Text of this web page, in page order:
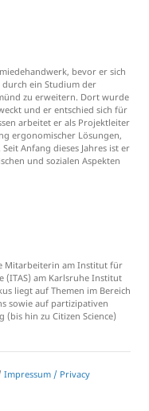
bevor er sich
durch ein Studium der
zu erweitern. Dort wurde
und er entschied sich für
arbeitet er als Projektleiter
ergonomischer Lösungen,
Anfang dieses Jahres ist er
und sozialen Aspekten
Mitarbeiterin am Institut für
(ITAS) am Karlsruhe Institut
liegt auf Themen im Bereich
sowie auf partizipativen
hin zu Citizen Science)
Impressum / Privacy